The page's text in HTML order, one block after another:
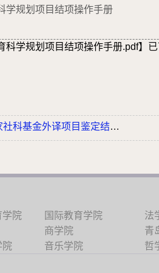
学规划项目结项操作手册
科学规划项目结项操作手册.pdf】
科基金外译项目鉴定结项流程及相...
学院 国际教育学院 法
商学院 青
院
音乐学院 哲